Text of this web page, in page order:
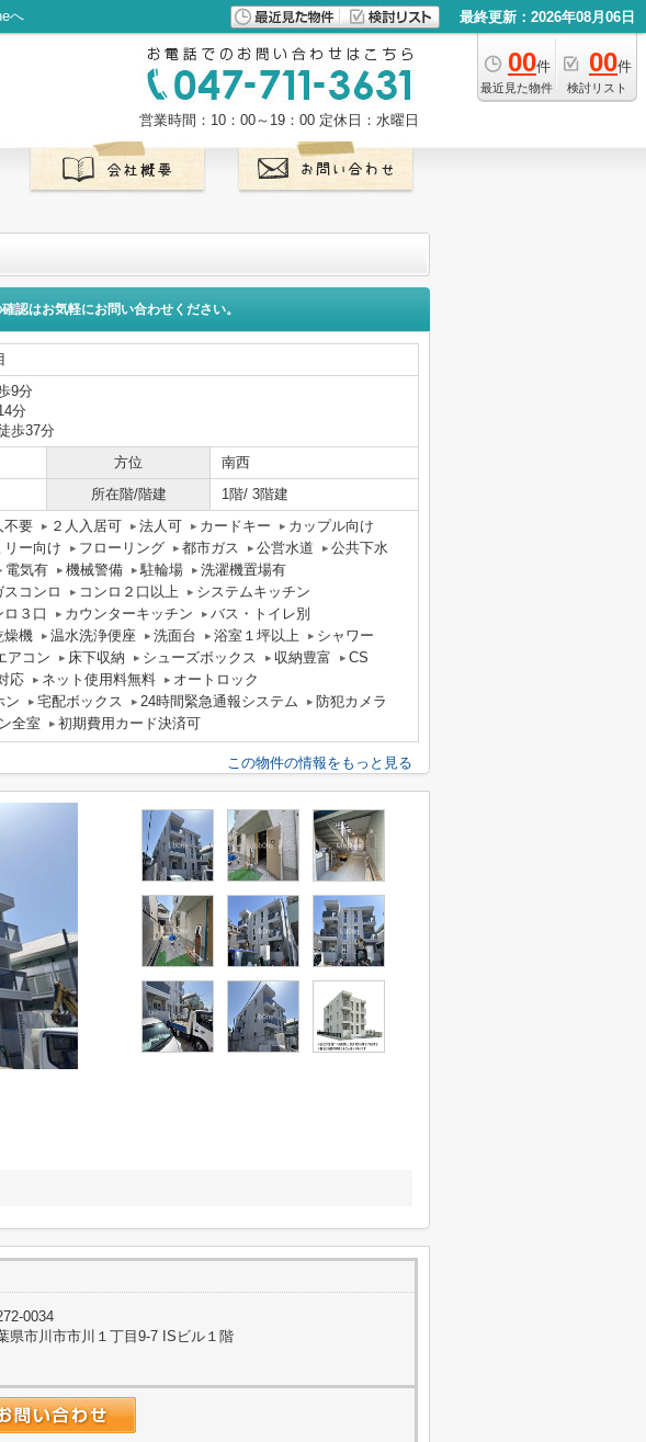
へ 最終更新：2026年08月06日
00件
最近見た物件
00件
検討リスト
営業時間：10：00～19：00 定休日：水曜日
認はお気軽にお問い合わせください。
9分
分
歩37分
方位
南西
所在階/階建 1階/ 3階建
不要 ２人入居可 法人可 カードキー
カップル向け
リー向け フローリング 都市ガス 公営水道
公共下水
電気有 機械警備 駐輪場
洗濯機置場有
スコンロ コンロ２口以上
システムキッチン
ロ３口 カウンターキッチン
バス・トイレ別
燥機 温水洗浄便座 洗面台 浴室１坪以上
シャワー
アコン 床下収納 シューズボックス 収納豊富
CS
応 ネット使用料無料
オートロック
ン
宅配ボックス 24時間緊急通報システム
防犯カメラ
全室 初期費用カード決済可
この物件の情報をもっと見る
0034
県市川市市川１丁目9-7 ISビル１階